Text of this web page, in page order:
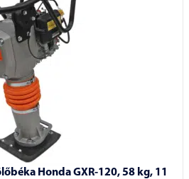
Honda GXR-120, 58 kg, 11